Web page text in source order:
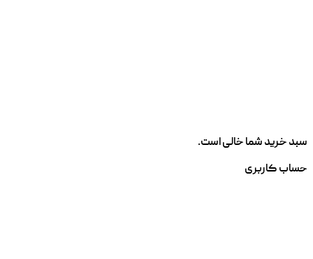
سبد خرید شما خالی است.
حساب کاربری